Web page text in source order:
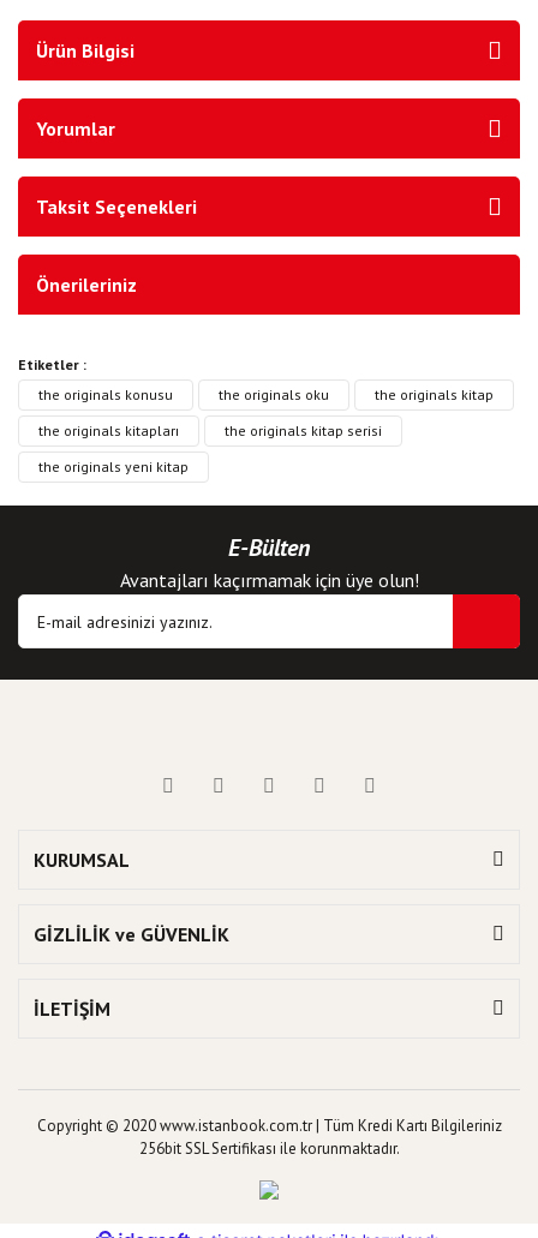
Ürün Bilgisi
Yorumlar
Taksit Seçenekleri
Önerileriniz
Etiketler :
the originals konusu
the originals oku
the originals kitap
the originals kitapları
the originals kitap serisi
the originals yeni kitap
E-Bülten
Avantajları kaçırmamak için üye olun!
KURUMSAL
GİZLİLİK ve GÜVENLİK
İLETİŞİM
Copyright © 2020 www.istanbook.com.tr | Tüm Kredi Kartı Bilgileriniz
256bit SSL Sertifikası ile korunmaktadır.